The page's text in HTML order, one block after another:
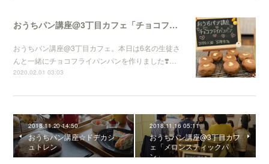
おうちパン講座@3丁目カフェ「チョコフライパンパン」
おうちパン講座@3丁目カフェ。本日は6名の生徒さ
んと一緒にチョコフライパンパンを作りました❣️…
2020.02.01 03:03
2018.11.20 14:50
おうちパン講座☆ドデカシ
ュトレン
2018.11.16 05:11
おうちパン講座@3丁目カフ
ェ「メロンスティックパ
ン」